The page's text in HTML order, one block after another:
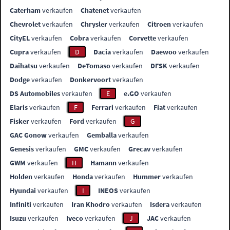
Caterhamverkaufen Chatenetverkaufen
Chevroletverkaufen Chryslerverkaufen Citroenverkaufen
CityELverkaufen Cobraverkaufen Corvetteverkaufen
Cupraverkaufen D Daciaverkaufen Daewooverkaufen
Daihatsu verkaufen DeTomasoverkaufen DFSKverkaufen
Dodgeverkaufen Donkervoortverkaufen
DS Automobilesverkaufen E e.GO verkaufen
Elarisverkaufen F Ferrari verkaufen Fiatverkaufen
Fiskerverkaufen Fordverkaufen
G
GAC Gonowverkaufen Gemballaverkaufen
Genesisverkaufen GMCverkaufen Grecavverkaufen
GWM verkaufen H Hamannverkaufen
Holdenverkaufen Hondaverkaufen Hummerverkaufen
Hyundai verkaufen I INEOSverkaufen
Infiniti verkaufen Iran Khodroverkaufen Isderaverkaufen
Isuzu verkaufen Ivecoverkaufen J JACverkaufen